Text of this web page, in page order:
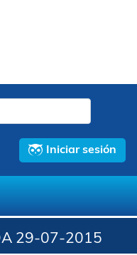
Iniciar sesión
29-07-2015